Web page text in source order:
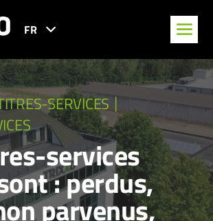
FR
SERVICES
services
: perdus,
parvenus,